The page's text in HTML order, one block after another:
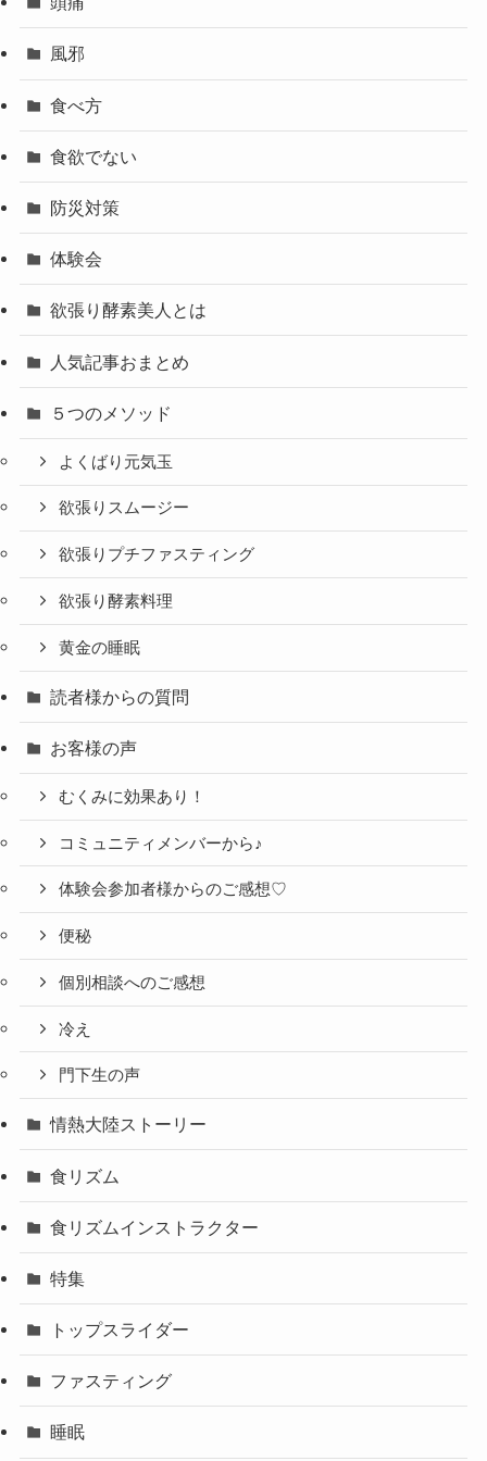
風邪
食べ方
食欲でない
防災対策
体験会
欲張り酵素美人とは
人気記事おまとめ
５つのメソッド
よくばり元気玉
欲張りスムージー
欲張りプチファスティング
欲張り酵素料理
黄金の睡眠
読者様からの質問
お客様の声
むくみに効果あり！
コミュニティメンバーから♪
体験会参加者様からのご感想♡
便秘
個別相談へのご感想
冷え
門下生の声
情熱大陸ストーリー
食リズム
食リズムインストラクター
特集
トップスライダー
ファスティング
睡眠